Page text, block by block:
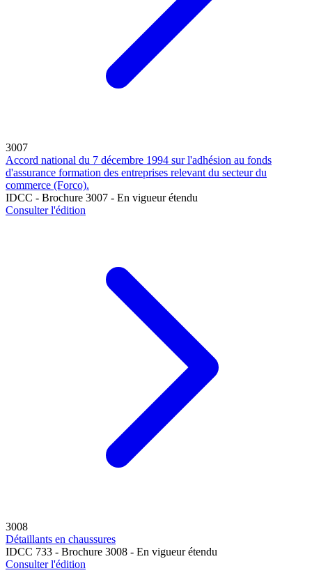
3007
Accord national du 7 décembre 1994 sur l'adhésion au fonds
d'assurance formation des entreprises relevant du secteur du
commerce (Forco).
IDCC - Brochure 3007 - En vigueur étendu
Consulter l'édition
3008
Détaillants en chaussures
IDCC 733 - Brochure 3008 - En vigueur étendu
Consulter l'édition